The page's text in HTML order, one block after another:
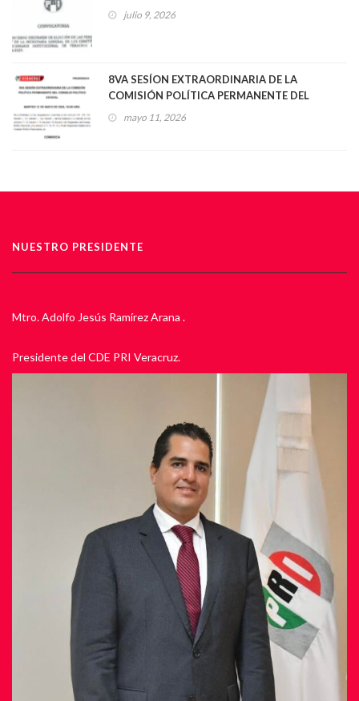
julio 9, 2026
8VA SESÍON EXTRAORDINARIA DE LA
COMISIÓN POLÍTICA PERMANENTE DEL
CONSEJO POLÍTICO ESTATAL
mayo 11, 2026
NUESTRO PRESIDENTE
Mtro. Adolfo Jesús Ramírez Arana .
Presidente del CDE PRI Veracruz.